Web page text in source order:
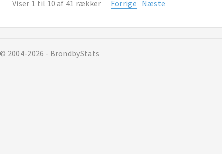
Viser 1 til 10 af 41 rækker Forrige Næste
© 2004-2026 - BrondbyStats